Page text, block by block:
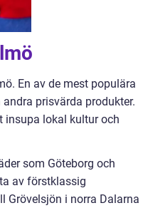
En av de mest populära
prisvärda produkter.
insupa lokal kultur och
som Göteborg och
av förstklassig
Grövelsjön i norra Dalarna